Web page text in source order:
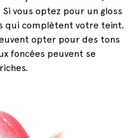
vous optez pour un gloss
qui complètent votre teint.
opter pour des tons
foncées peuvent se